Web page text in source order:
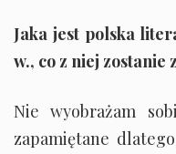
Jaka jest polska
w., co z niej zostanie
Nie wyobrażam
zapamiętane